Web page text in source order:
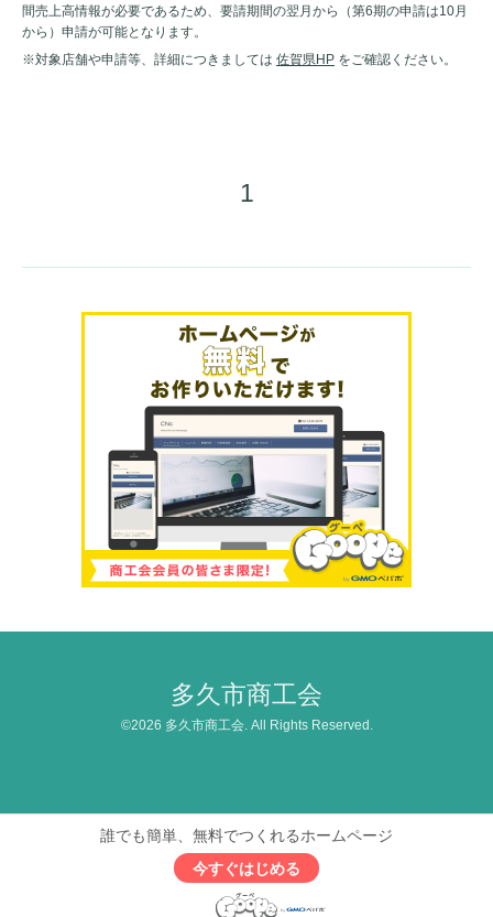
間売上高情報が必要であるため、要請期間の翌月から（第6期の申請は10月
から）申請が可能となります。
※対象店舗や申請等、詳細につきましては 佐賀県HP をご確認ください。
1
多久市商工会
©2026 多久市商工会. All Rights Reserved.
誰でも簡単、無料でつくれるホームページ
今すぐはじめる